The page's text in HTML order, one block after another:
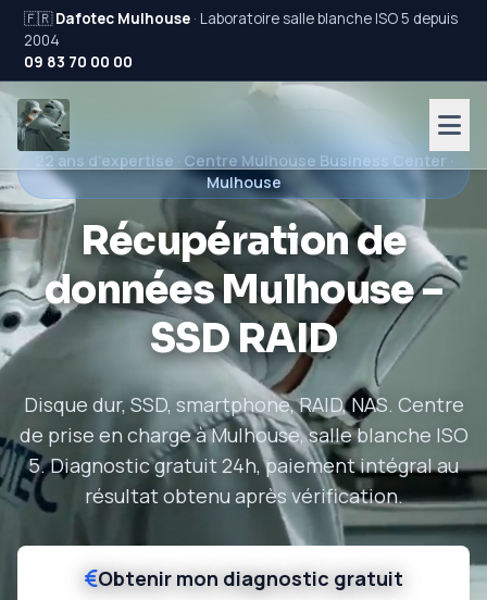
🇫🇷Dafotec Mulhouse · Laboratoire salle blanche ISO 5 depuis
2004
09 83 70 00 00
22 ans d'expertise · Centre Mulhouse Business Center ·
Mulhouse
Récupération de
données Mulhouse –
SSD RAID
Disque dur, SSD, smartphone, RAID, NAS. Centre
de prise en charge à Mulhouse, salle blanche ISO
5. Diagnostic gratuit 24h, paiement intégral au
résultat obtenu après vérification.
Obtenir mon diagnostic gratuit